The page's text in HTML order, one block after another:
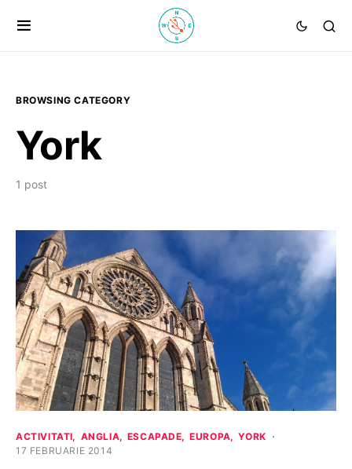
BROWSING CATEGORY
York
1 post
ACTIVITATI ANGLIA ESCAPADE EUROPA
YORK
17 FEBRUARIE 2014